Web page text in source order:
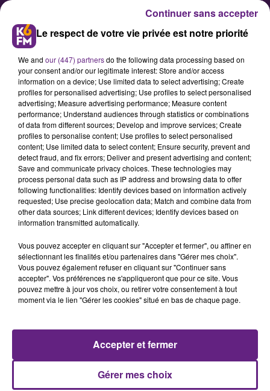
Un incendie rue d’Auxonne
Un incendie s’est déclaré ce lundi
soir dans un immeuble situé rue
d’Auxonne, à Dijon.
Publié : 28 septembre 2021 à 8h19 par Fabrice Aubry
Le respect de votre vie privée est notre priorité
We and our (447) partnersdo the following data processing based on
your consent and/or our legitimate interest: Store and/or access
information on a device; Use limited data to select advertising; Create
profiles for personalised advertising; Use profiles to select personalised
advertising; Measure advertising performance; Measure content
performance; Understand audiences through statistics or combinations
of data from different sources; Develop and improve services; Create
profiles to personalise content; Use profiles to select personalised
content; Use limited data to select content; Ensure security, prevent and
detect fraud, and fix errors; Deliver and present advertising and content;
Save and communicate privacy choices. These technologies may
process personal data such as IP address and browsing data to offer
following functionalities: Identify devices based on information actively
requested; Use precise geolocation data; Match and combine data from
other data sources; Link different devices; Identify devices based on
information transmitted automatically.
Vous pouvez accepter en cliquant sur "Accepter et fermer", ou affiner en
sélectionnant les finalités et/ou partenaires dans "Gérer mes choix".
Vous pouvez également refuser en cliquant sur "Continuer sans
accepter". Vos préférences ne s'appliqueront que pour ce site. Vous
pouvez mettre à jour vos choix, ou retirer votre consentement à tout
moment via le lien "Gérer les cookies" situé en bas de chaque page.
Gérer mes choix
Accepter et fermer
Continuer sans accepter